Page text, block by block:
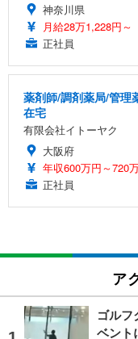
神奈川県
月給28万1,228円～
正社員
薬剤師/調剤薬局/管理
在宅
有限会社イトーヤク
大阪府
年収600万円～720
正社員
ア
ゴルフ
ベント